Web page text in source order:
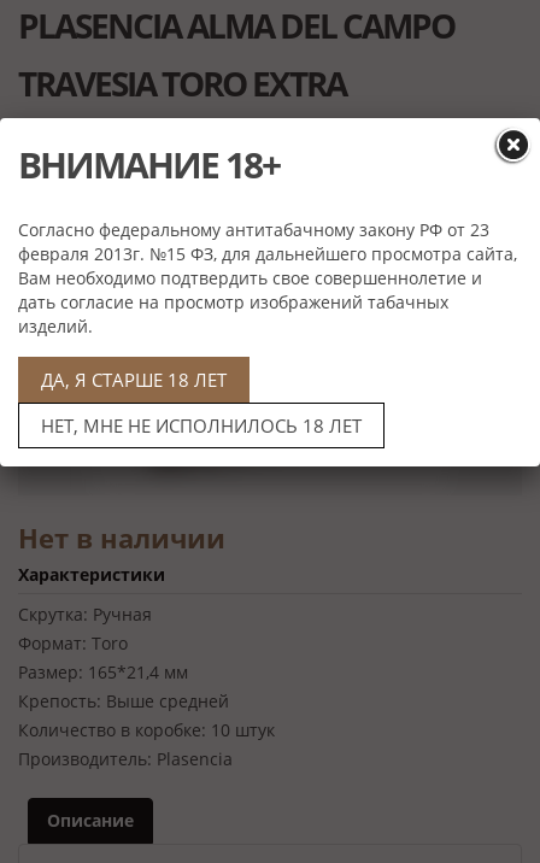
PLASENСIA ALMA DEL CAMPO
TRAVESIA TORO EXTRA
Нет в наличии
Характеристики
Скрутка: Ручная
Формат: Toro
Размер: 165*21,4 мм
Крепость: Выше средней
Количество в коробке: 10 штук
Производитель: Plasenсia
Описание
ВНИМАНИЕ 18+
Согласно федеральному антитабачному закону РФ от 23
февраля 2013г. №15 ФЗ, для дальнейшего просмотра сайта,
Вам необходимо подтвердить свое совершеннолетие и
дать согласие на просмотр изображений табачных
изделий.
ДА, Я СТАРШЕ 18 ЛЕТ
НЕТ, МНЕ НЕ ИСПОЛНИЛОСЬ 18 ЛЕТ